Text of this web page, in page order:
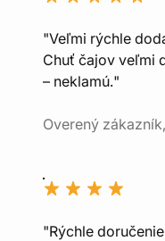
"Veľmi rýchle
Chuť čajov veľmi
– neklamú."
Overený
"Rýchle